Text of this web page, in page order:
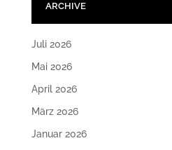
ARCHIVE
Juli 2026
Mai 2026
April 2026
März 2026
Januar 2026